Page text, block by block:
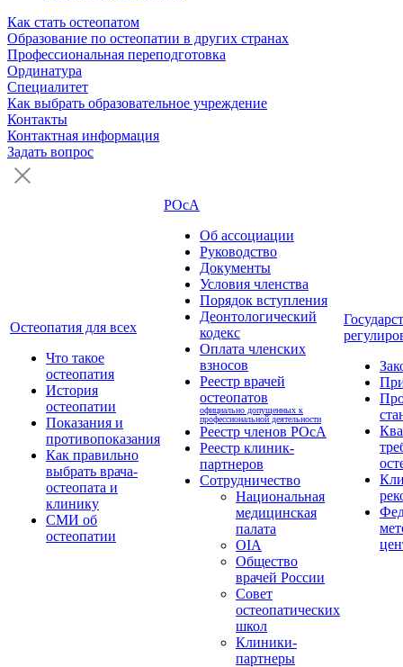
Как стать остеопатом
Образование по остеопатии в других странах
Профессиональная переподготовка
Ординатура
Специалитет
Как выбрать образовательное учреждение
Контакты
Контактная информация
Задать вопрос
Остеопатия для всех
Что такое
остеопатия
История
остеопатии
Показания и
противопоказания
Как правильно
выбрать врача-
остеопата и
клинику
СМИ об
остеопатии
РОсА
Об ассоциации
Руководство
Документы
Условия членства
Порядок вступления
Деонтологический
кодекс
Оплата членских
взносов
Реестр врачей
остеопатов
официально допущенных к
профессиональной деятельности
Реестр членов РОсА
Реестр клиник-
партнеров
Сотрудничество
Национальная
медицинская
палата
OIA
Общество
врачей России
Совет
остеопатических
школ
Клиники-
партнеры